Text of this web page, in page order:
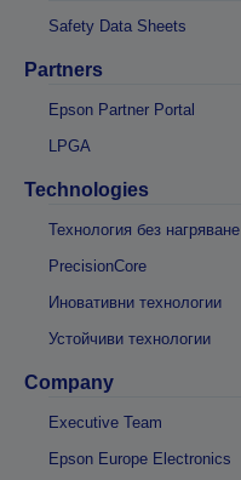
Safety Data Sheets
Partners
Epson Partner Portal
LPGA
Technologies
Технология без нагряване
PrecisionCore
Иновативни технологии
Устойчиви технологии
Company
Executive Team
Epson Europe Electronics